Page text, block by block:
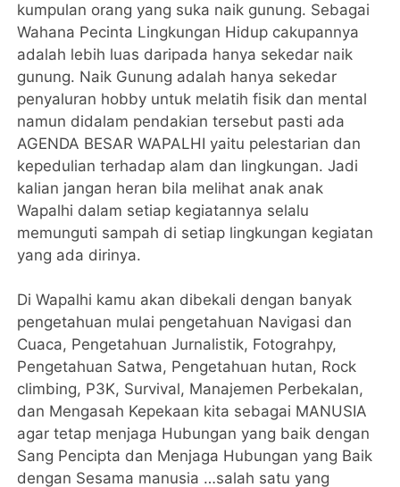
kumpulan orang yang suka naik gunung. Sebagai
Wahana Pecinta Lingkungan Hidup cakupannya
adalah lebih luas daripada hanya sekedar naik
gunung. Naik Gunung adalah hanya sekedar
penyaluran hobby untuk melatih fisik dan mental
namun didalam pendakian tersebut pasti ada
AGENDA BESAR WAPALHI yaitu pelestarian dan
kepedulian terhadap alam dan lingkungan. Jadi
kalian jangan heran bila melihat anak anak
Wapalhi dalam setiap kegiatannya selalu
memunguti sampah di setiap lingkungan kegiatan
yang ada dirinya.
Di Wapalhi kamu akan dibekali dengan banyak
pengetahuan mulai pengetahuan Navigasi dan
Cuaca, Pengetahuan Jurnalistik, Fotograhpy,
Pengetahuan Satwa, Pengetahuan hutan, Rock
climbing, P3K, Survival, Manajemen Perbekalan,
dan Mengasah Kepekaan kita sebagai MANUSIA
agar tetap menjaga Hubungan yang baik dengan
Sang Pencipta dan Menjaga Hubungan yang Baik
dengan Sesama manusia …salah satu yang